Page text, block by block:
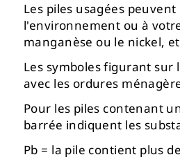
Les piles usagées
l'environnement ou à
manganèse ou le nickel,
Les symboles figurant
avec les ordures
Pour les piles contenant
barrée indiquent les
Pb = la pile contient plus